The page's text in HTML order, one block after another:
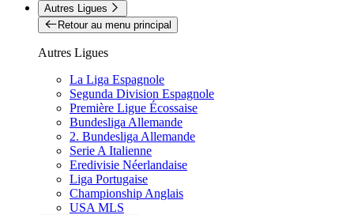
Autres Ligues
Retour au menu principal
Autres Ligues
La Liga Espagnole
Segunda Division Espagnole
Première Ligue Écossaise
Bundesliga Allemande
2. Bundesliga Allemande
Serie A Italienne
Eredivisie Néerlandaise
Liga Portugaise
Championship Anglais
USA MLS